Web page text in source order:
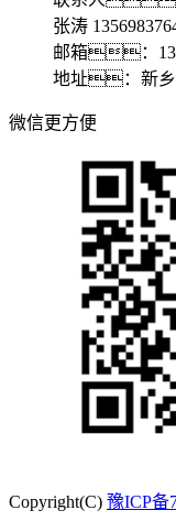
张涛
邮箱：
地址：新乡
微信更方便
Copyright(C) 豫ICP备